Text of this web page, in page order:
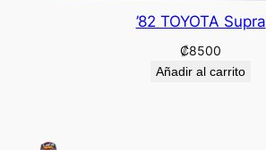
’82 TOYOTA Supra
₡8500
Añadir al carrito